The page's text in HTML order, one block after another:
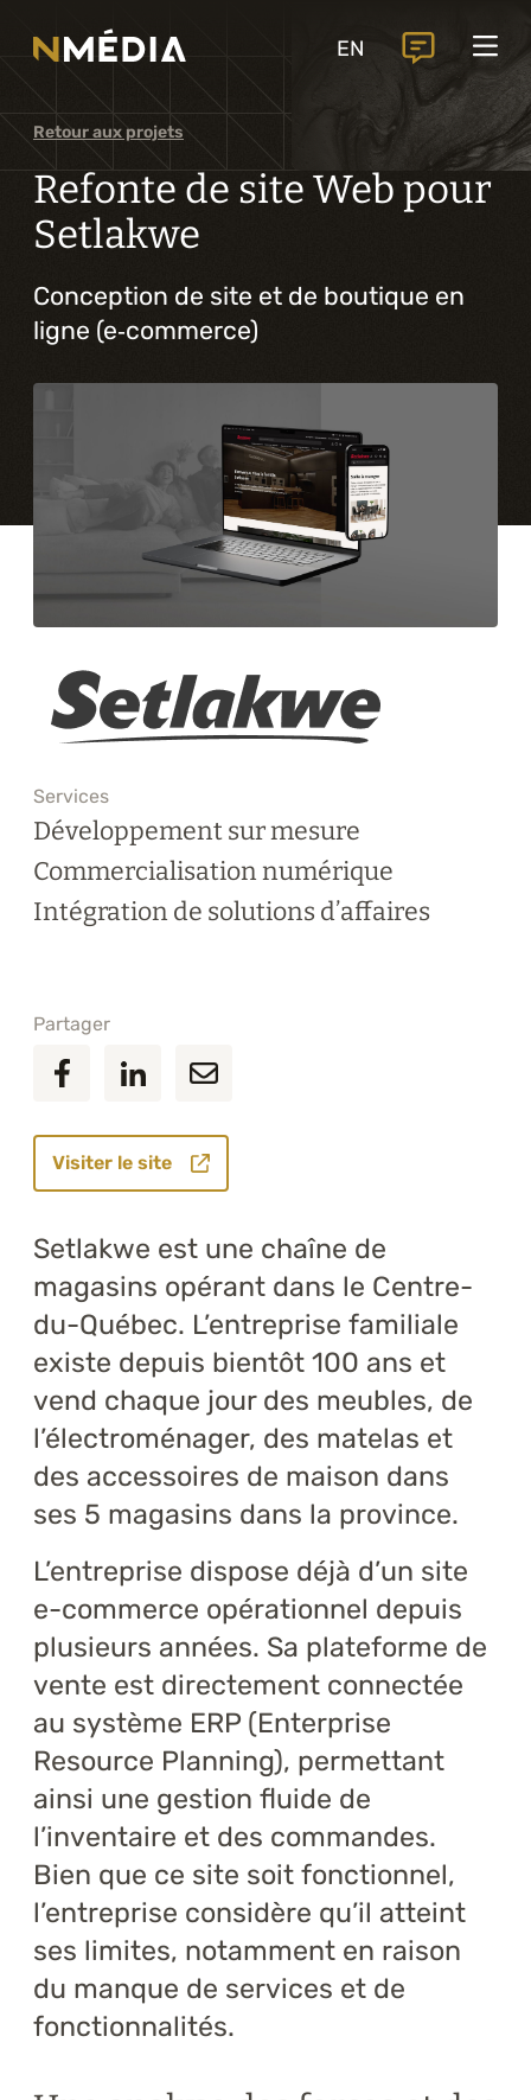
EN
Services
Services principaux
Analyse et conception numérique
Commercialisation numérique
Expérience mobile
Intégration de solutions d’affaires
Intelligence artificielle
Services complémentaires
Formations
Blogue
Carrière
Retour aux projets
Refonte de site Web pour
Setlakwe
Conception de site et de boutique en
ligne (e‑commerce)
Services
Développement sur mesure
Commercialisation numérique
Intégration de solutions d’affaires
Partager
Visiter le site
Setlakwe est une chaîne de
magasins opérant dans le Centre-
du-Québec. L’entreprise familiale
existe depuis bientôt 100 ans et
vend chaque jour des meubles, de
l’électroménager, des matelas et
des accessoires de maison dans
ses 5 magasins dans la province.
L’entreprise dispose déjà d’un site
e-commerce opérationnel depuis
plusieurs années. Sa plateforme de
vente est directement connectée
au système ERP (Enterprise
Resource Planning), permettant
ainsi une gestion fluide de
l’inventaire et des commandes.
Bien que ce site soit fonctionnel,
l’entreprise considère qu’il atteint
ses limites, notamment en raison
du manque de services et de
fonctionnalités.